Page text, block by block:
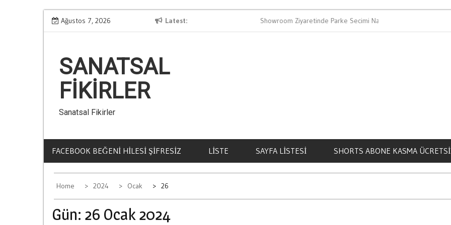
Skip
Ağustos 7, 2026 Latest
Kumar Borclarindan Kurtulmanin Yollari Showroom Ziyaretinde Parke Secimi Nasil Yapilir
SANATSAL
FIKIRLER
Sanatsal Fikirler
FACEBOOK BEĞENI HILESI ŞIFRESIZ LISTE SAYFA LISTESI SHORTS ABONE KASMA
Home 2024 Ocak 26
Gün: 26 Ocak 2024